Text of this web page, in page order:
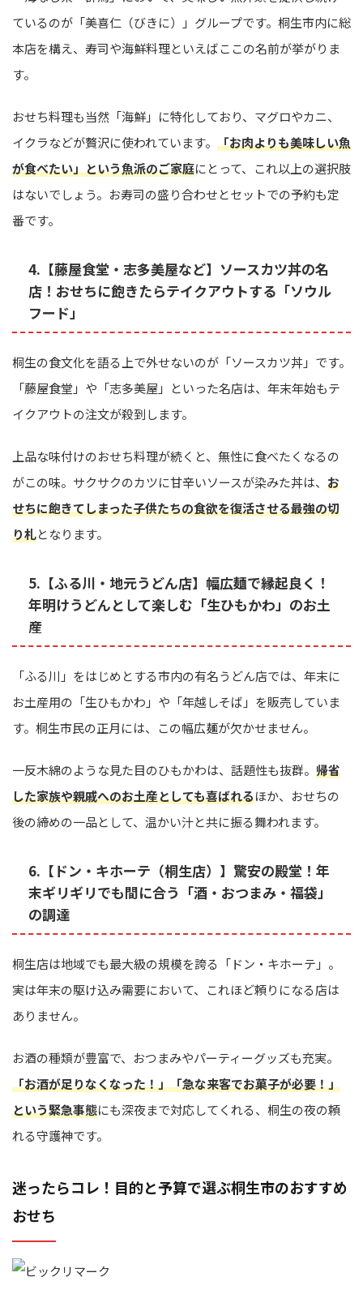
ているのが「美喜仁（びきに）」グループです。桐生市内に総
本店を構え、寿司や海鮮料理といえばここの名前が挙がりま
す。
おせち料理も当然「海鮮」に特化しており、マグロやカニ、
イクラなどが贅沢に使われています。 「お肉よりも美味しい魚
が食べたい」という魚派のご家庭にとって、これ以上の選択肢
はないでしょう。お寿司の盛り合わせとセットでの予約も定
番です。
4.【藤屋食堂・志多美屋など】ソースカツ丼の名
店！おせちに飽きたらテイクアウトする「ソウル
フード」
桐生の食文化を語る上で外せないのが「ソースカツ丼」です。
「藤屋食堂」や「志多美屋」といった名店は、年末年始もテ
イクアウトの注文が殺到します。
上品な味付けのおせち料理が続くと、無性に食べたくなるの
がこの味。サクサクのカツに甘辛いソースが染みた丼は、 お
せちに飽きてしまった子供たちの食欲を復活させる最強の切
り札となります。
5.【ふる川・地元うどん店】幅広麺で縁起良く！
年明けうどんとして楽しむ「生ひもかわ」のお土
産
「ふる川」をはじめとする市内の有名うどん店では、年末に
お土産用の「生ひもかわ」や「年越しそば」を販売していま
す。桐生市民の正月には、この幅広麺が欠かせません。
一反木綿のような見た目のひもかわは、話題性も抜群。 帰省
した家族や親戚へのお土産としても喜ばれるほか、おせちの
後の締めの一品として、温かい汁と共に振る舞われます。
6.【ドン・キホーテ（桐生店）】驚安の殿堂！年
末ギリギリでも間に合う「酒・おつまみ・福袋」
の調達
桐生店は地域でも最大級の規模を誇る「ドン・キホーテ」。
実は年末の駆け込み需要において、これほど頼りになる店は
ありません。
お酒の種類が豊富で、おつまみやパーティーグッズも充実。
「お酒が足りなくなった！」「急な来客でお菓子が必要！」
という緊急事態にも深夜まで対応してくれる、桐生の夜の頼
れる守護神です。
迷ったらコレ！目的と予算で選ぶ桐生市のおすすめ
おせち